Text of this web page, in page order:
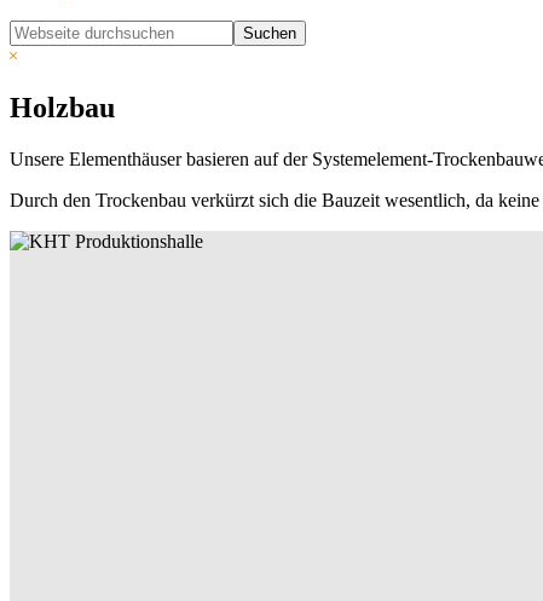
Webseite
durchsuchen
Hide
Holzbau
Unsere Elementhäuser basieren auf der Systemelement-
Durch den Trockenbau verkürzt sich die Bauzeit wesentlich, da